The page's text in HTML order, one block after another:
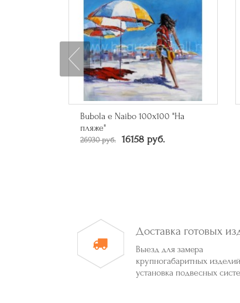
Bubola e Naibo 100х100 "На
пляже"
26930 руб. 16158 руб.
Доставка готовых
Выезд для замера
крупногабаритных
установка подвесных